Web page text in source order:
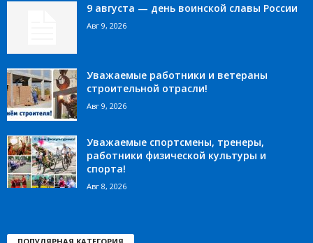
9 августа — день воинской славы России
Авг 9, 2026
Уважаемые работники и ветераны
строительной отрасли!
Авг 9, 2026
Уважаемые спортсмены, тренеры,
работники физической культуры и
спорта!
Авг 8, 2026